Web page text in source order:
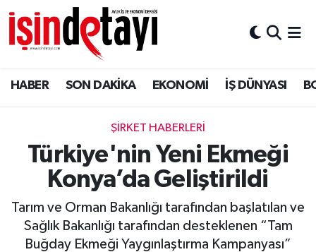
HABER SON DAKİKA EKONOMİ İŞ DÜNYASI
ŞİRKET HABERLERİ
Türkiye'nin Yeni Ekmeği
Konya’da Geliştirildi
Tarım ve Orman Bakanlığı tarafından başlatılan ve
Sağlık Bakanlığı tarafından desteklenen “Tam
Buğday Ekmeği Yaygınlaştırma Kampanyası”
DÜNYA
Eğitim
ENERJİ HABERİ
HABER
Nöbetçi Eczaneler
Hava Durumu
İstanbul Namaz Vakitleri
Trafik Durumu
Tüm Manşetler